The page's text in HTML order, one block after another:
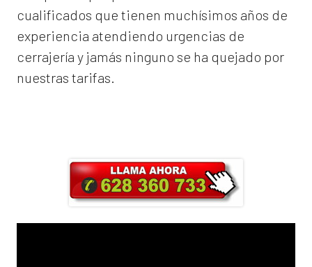
cualificados que tienen muchísimos años de
experiencia atendiendo urgencias de
cerrajería y jamás ninguno se ha quejado por
nuestras tarifas.